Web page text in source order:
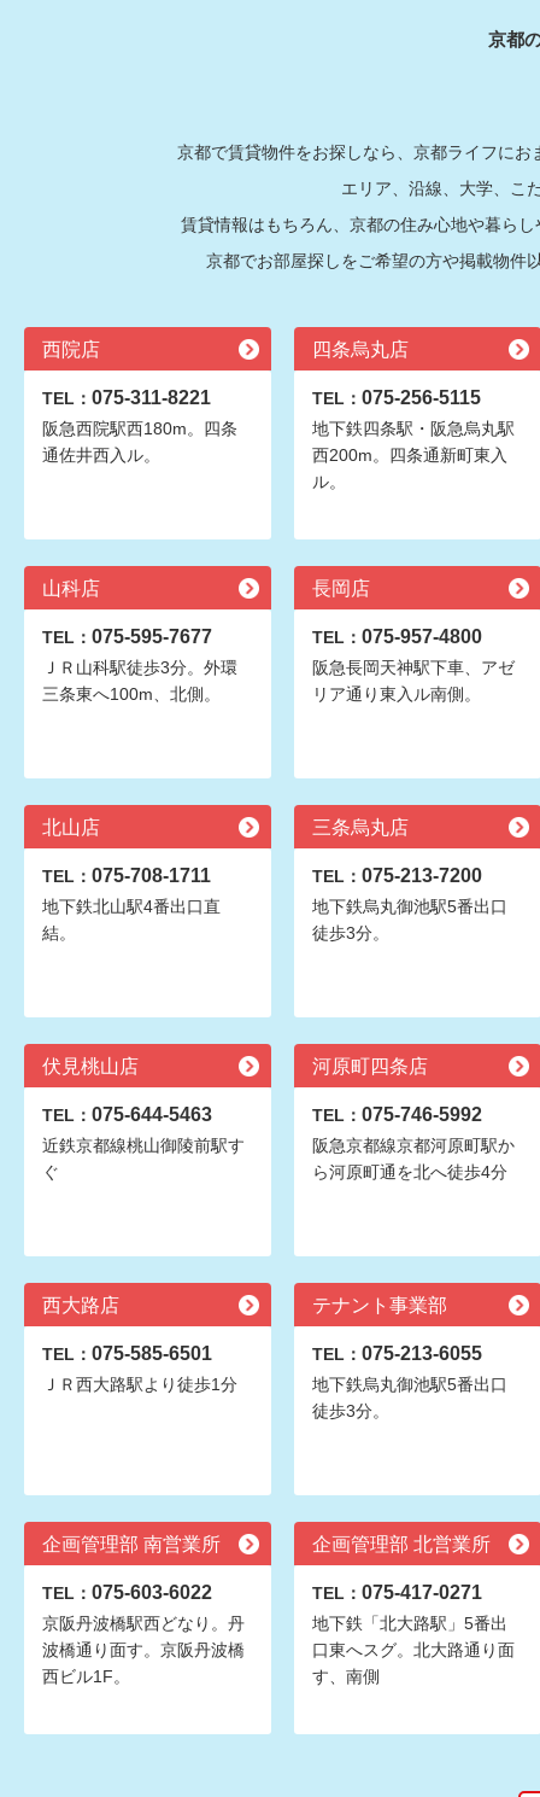
京都
京都で賃貸物件をお探しなら、京都ライフに
エリア、沿線、大学、こ
賃貸情報はもちろん、京都の住み心地や暮ら
京都でお部屋探しをご希望の方や掲載物件
西院店
TEL： 075-311-8221
阪急西院駅西180m。四条
通佐井西入ル。
四条烏丸店
TEL： 075-256-5115
地下鉄四条駅・阪急烏丸駅
西200m。四条通新町東入
ル。
山科店
TEL： 075-595-7677
ＪＲ山科駅徒歩3分。外環
三条東へ100m、北側。
長岡店
TEL： 075-957-4800
阪急長岡天神駅下車、アゼ
リア通り東入ル南側。
北山店
TEL： 075-708-1711
地下鉄北山駅4番出口直
結。
三条烏丸店
TEL： 075-213-7200
地下鉄烏丸御池駅5番出口
徒歩3分。
伏見桃山店
TEL： 075-644-5463
近鉄京都線桃山御陵前駅す
ぐ
河原町四条店
TEL： 075-746-5992
阪急京都線京都河原町駅か
ら河原町通を北へ徒歩4分
西大路店
TEL： 075-585-6501
ＪＲ西大路駅より徒歩1分
テナント事業部
TEL： 075-213-6055
地下鉄烏丸御池駅5番出口
徒歩3分。
企画管理部 南営業所
TEL： 075-603-6022
京阪丹波橋駅西どなり。丹
波橋通り面す。京阪丹波橋
西ビル1F。
企画管理部 北営業所
TEL： 075-417-0271
地下鉄「北大路駅」5番出
口東へスグ。北大路通り面
す、南側